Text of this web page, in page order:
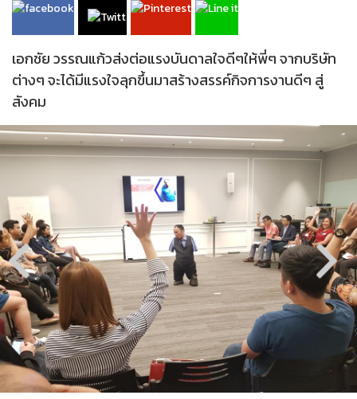
เอกชัย วรรณแก้วส่งต่อแรงบันดาลใจดีๆให้พี่ๆ จากบริษัท
ต่างๆ จะได้มีแรงใจลุกขึ้นมาสร้างสรรค์กิจการงานดีๆ สู่
สังคม